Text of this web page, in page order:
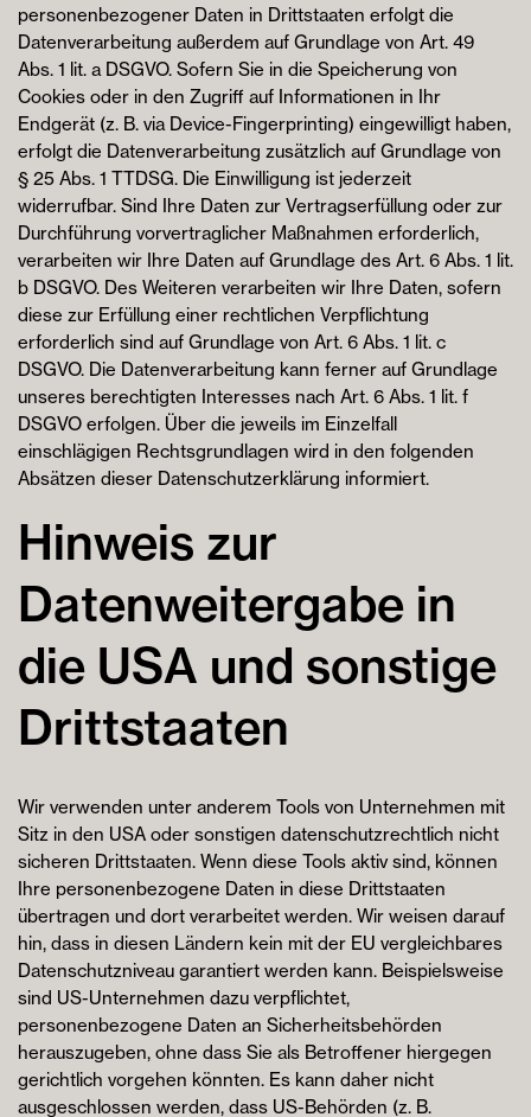
personenbezogener Daten in Drittstaaten erfolgt die
Datenverarbeitung außerdem auf Grundlage von Art. 49
Abs. 1 lit. a DSGVO. Sofern Sie in die Speicherung von
Cookies oder in den Zugriff auf Informationen in Ihr
Endgerät (z. B. via Device-Fingerprinting) eingewilligt haben,
erfolgt die Datenverarbeitung zusätzlich auf Grundlage von
§ 25 Abs. 1 TTDSG. Die Einwilligung ist jederzeit
widerrufbar. Sind Ihre Daten zur Vertragserfüllung oder zur
Durchführung vorvertraglicher Maßnahmen erforderlich,
verarbeiten wir Ihre Daten auf Grundlage des Art. 6 Abs. 1 lit.
b DSGVO. Des Weiteren verarbeiten wir Ihre Daten, sofern
diese zur Erfüllung einer rechtlichen Verpflichtung
erforderlich sind auf Grundlage von Art. 6 Abs. 1 lit. c
DSGVO. Die Datenverarbeitung kann ferner auf Grundlage
unseres berechtigten Interesses nach Art. 6 Abs. 1 lit. f
DSGVO erfolgen. Über die jeweils im Einzelfall
einschlägigen Rechtsgrundlagen wird in den folgenden
Absätzen dieser Datenschutzerklärung informiert.
Hinweis zur
Datenweitergabe in
die USA und sonstige
Drittstaaten
Wir verwenden unter anderem Tools von Unternehmen mit
Sitz in den USA oder sonstigen datenschutzrechtlich nicht
sicheren Drittstaaten. Wenn diese Tools aktiv sind, können
Ihre personenbezogene Daten in diese Drittstaaten
übertragen und dort verarbeitet werden. Wir weisen darauf
hin, dass in diesen Ländern kein mit der EU vergleichbares
Datenschutzniveau garantiert werden kann. Beispielsweise
sind US-Unternehmen dazu verpflichtet,
personenbezogene Daten an Sicherheitsbehörden
herauszugeben, ohne dass Sie als Betroffener hiergegen
gerichtlich vorgehen könnten. Es kann daher nicht
ausgeschlossen werden, dass US-Behörden (z. B.